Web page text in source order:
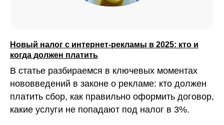
Новый налог с интернет-рекламы в 2025: кто и
когда должен платить
В статье разбираемся в ключевых моментах
нововведений в законе о рекламе: кто должен
платить сбор, как правильно оформить договор,
какие услуги не попадают под налог в 3%.